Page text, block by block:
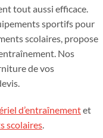
tout aussi efficace.
sportifs pour
scolaires, propose
Nos
de vos
d’entraînementet
scolaires.